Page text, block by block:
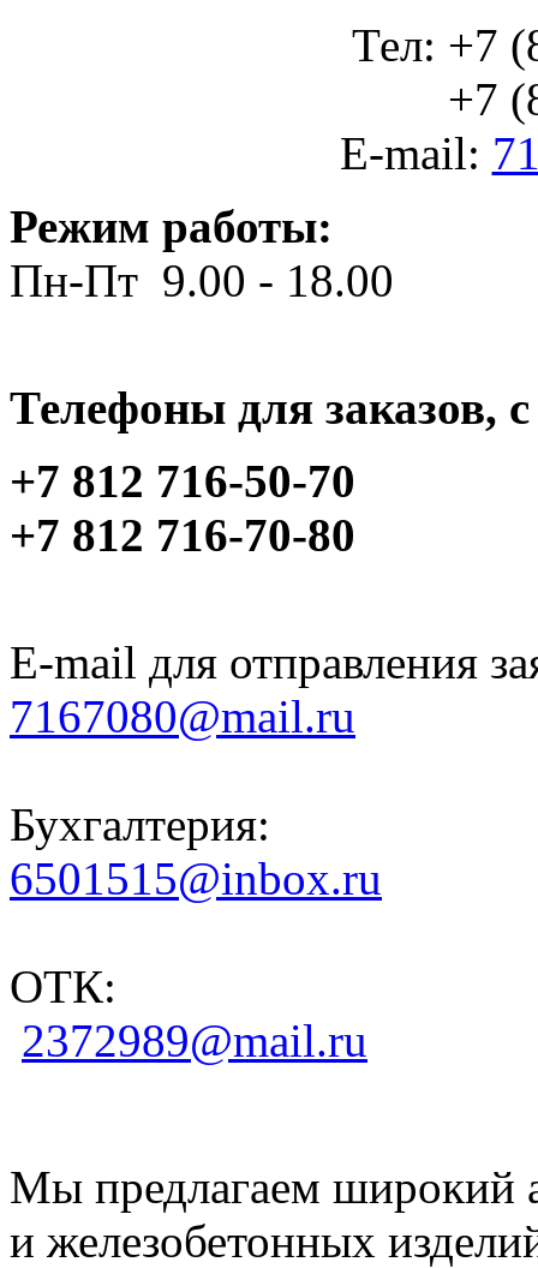
Тел: +7
+7
E-mail:
Режим работы:
Пн-Пт 9.00 - 18.00
Телефоны для заказов,
+7 812 716-50-70
+7 812 716-70-80
E-mail для отправления
7167080@mail.ru
Бухгалтерия:
6501515@inbox.ru
ОТК:
2372989@mail.ru
Мы предлагаем широкий
и железобетонных